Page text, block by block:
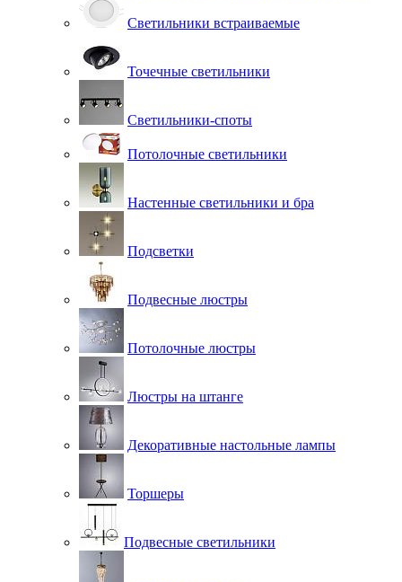
Светильники встраиваемые
Точечные светильники
Светильники-споты
Потолочные светильники
Настенные светильники и бра
Подсветки
Подвесные люстры
Потолочные люстры
Люстры на штанге
Декоративные настольные лампы
Торшеры
Подвесные светильники